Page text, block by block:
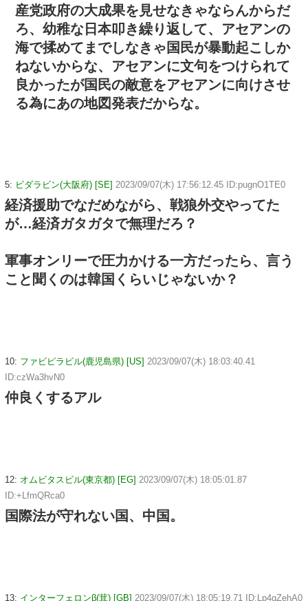
産党政府の大成果を見せなきゃならんからだ
ろ、幼稚な日本叩き繰り返して、アセアンの
海で揉めてまでしなきゃ国民が暴動起こしか
ねないからな、アセアンに文句をつけられて
良かったが国民の敵意をアセアンに向けさせ
る為にあの地図発表だからな。
5: ビダラビン(大阪府) [SE] 2023/09/07(木) 17:56:12.45 ID:pugnO1TE0
経済援助でなだめながら、戦狼外交やってた
が…経済ガタガタで無理だろ？
軍事オンリーで圧力かける一方だったら、言う
こと聞くのは韓国くらいじゃないか？
10: ファビピラビル(鹿児島県) [US] 2023/09/07(木) 18:03:40.41
ID:czWa3hvN0
仲良くするアル
12: オムビタスビル(東京都) [EG] 2023/09/07(木) 18:05:01.87
ID:+LfmQRca0
国際法が守れない国、中国。
13: インターフェロンβ(茸) [GB] 2023/09/07(木) 18:05:19.71 ID:Lp4gZehA0